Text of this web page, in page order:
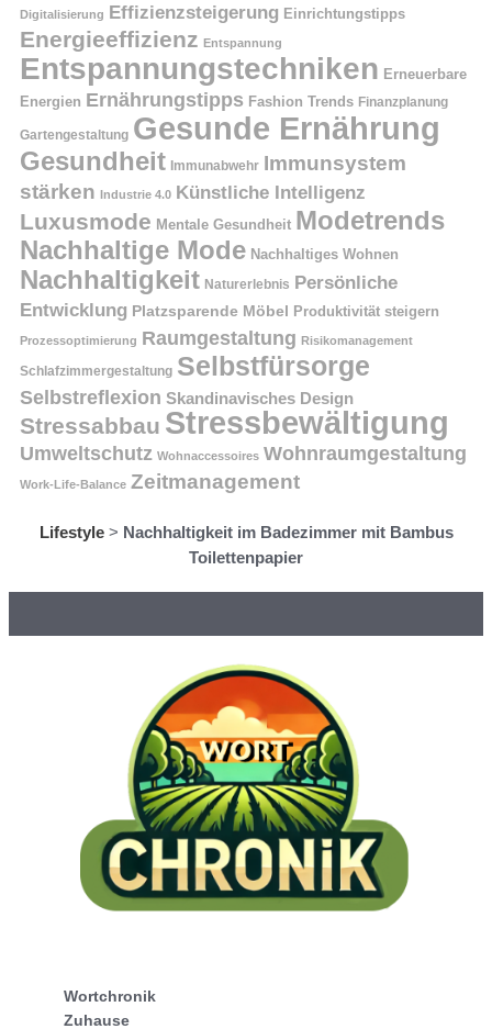
Digitalisierung Effizienzsteigerung Einrichtungstipps
Energieeffizienz Entspannung
Entspannungstechniken Erneuerbare
Energien Ernährungstipps Fashion Trends Finanzplanung
Gartengestaltung Gesunde Ernährung
Gesundheit Immunabwehr Immunsystem
stärken Industrie 4.0 Künstliche Intelligenz
Luxusmode Mentale Gesundheit Modetrends
Nachhaltige Mode Nachhaltiges Wohnen
Nachhaltigkeit Naturerlebnis Persönliche
Entwicklung Platzsparende Möbel Produktivität steigern
Prozessoptimierung Raumgestaltung Risikomanagement
Schlafzimmergestaltung Selbstfürsorge
Selbstreflexion Skandinavisches Design
Stressabbau Stressbewältigung
Umweltschutz Wohnaccessoires Wohnraumgestaltung
Work-Life-Balance Zeitmanagement
Lifestyle> Nachhaltigkeit im Badezimmer mit Bambus
Toilettenpapier
Wortchronik
Zuhause